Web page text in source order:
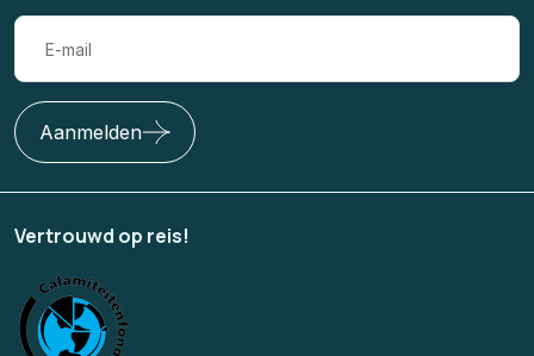
Aanmelden
Vertrouwd op reis!